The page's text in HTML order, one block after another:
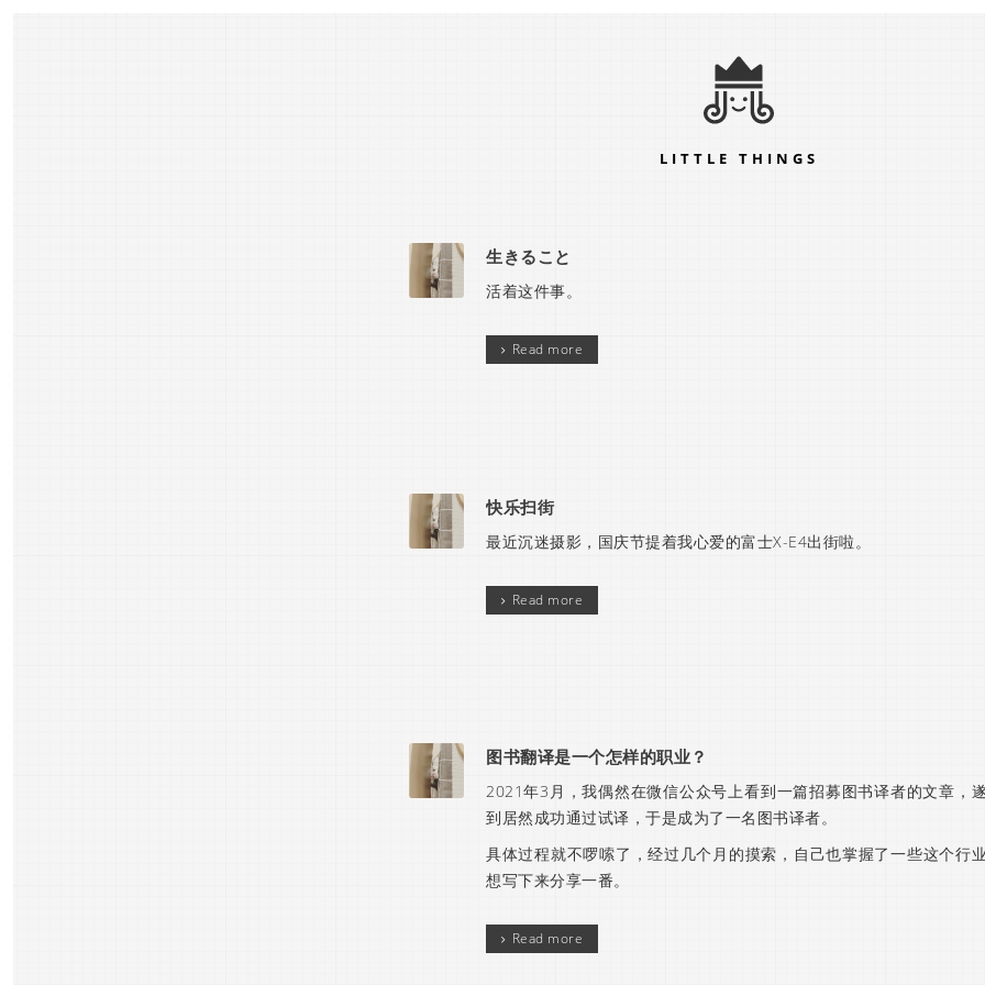
LITTLE THINGS
生きること
活着这件事。
Read more
快乐扫街
最近沉迷摄影，国庆节提着我心爱的富士X-E4出街啦。
Read more
图书翻译是一个怎样的职业？
2021年3月，我偶然在微信公众号上看到一篇招募图书译者的文章，
到居然成功通过试译，于是成为了一名图书译者。
具体过程就不啰嗦了，经过几个月的摸索，自己也掌握了一些这个行
想写下来分享一番。
Read more